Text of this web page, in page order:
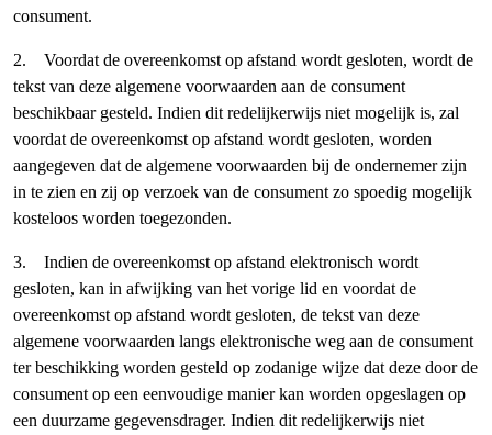
consument.
2. Voordat de overeenkomst op afstand wordt gesloten, wordt de
tekst van deze algemene voorwaarden aan de consument
beschikbaar gesteld. Indien dit redelijkerwijs niet mogelijk is, zal
voordat de overeenkomst op afstand wordt gesloten, worden
aangegeven dat de algemene voorwaarden bij de ondernemer zijn
in te zien en zij op verzoek van de consument zo spoedig mogelijk
kosteloos worden toegezonden.
3. Indien de overeenkomst op afstand elektronisch wordt
gesloten, kan in afwijking van het vorige lid en voordat de
overeenkomst op afstand wordt gesloten, de tekst van deze
algemene voorwaarden langs elektronische weg aan de consument
ter beschikking worden gesteld op zodanige wijze dat deze door de
consument op een eenvoudige manier kan worden opgeslagen op
een duurzame gegevensdrager. Indien dit redelijkerwijs niet